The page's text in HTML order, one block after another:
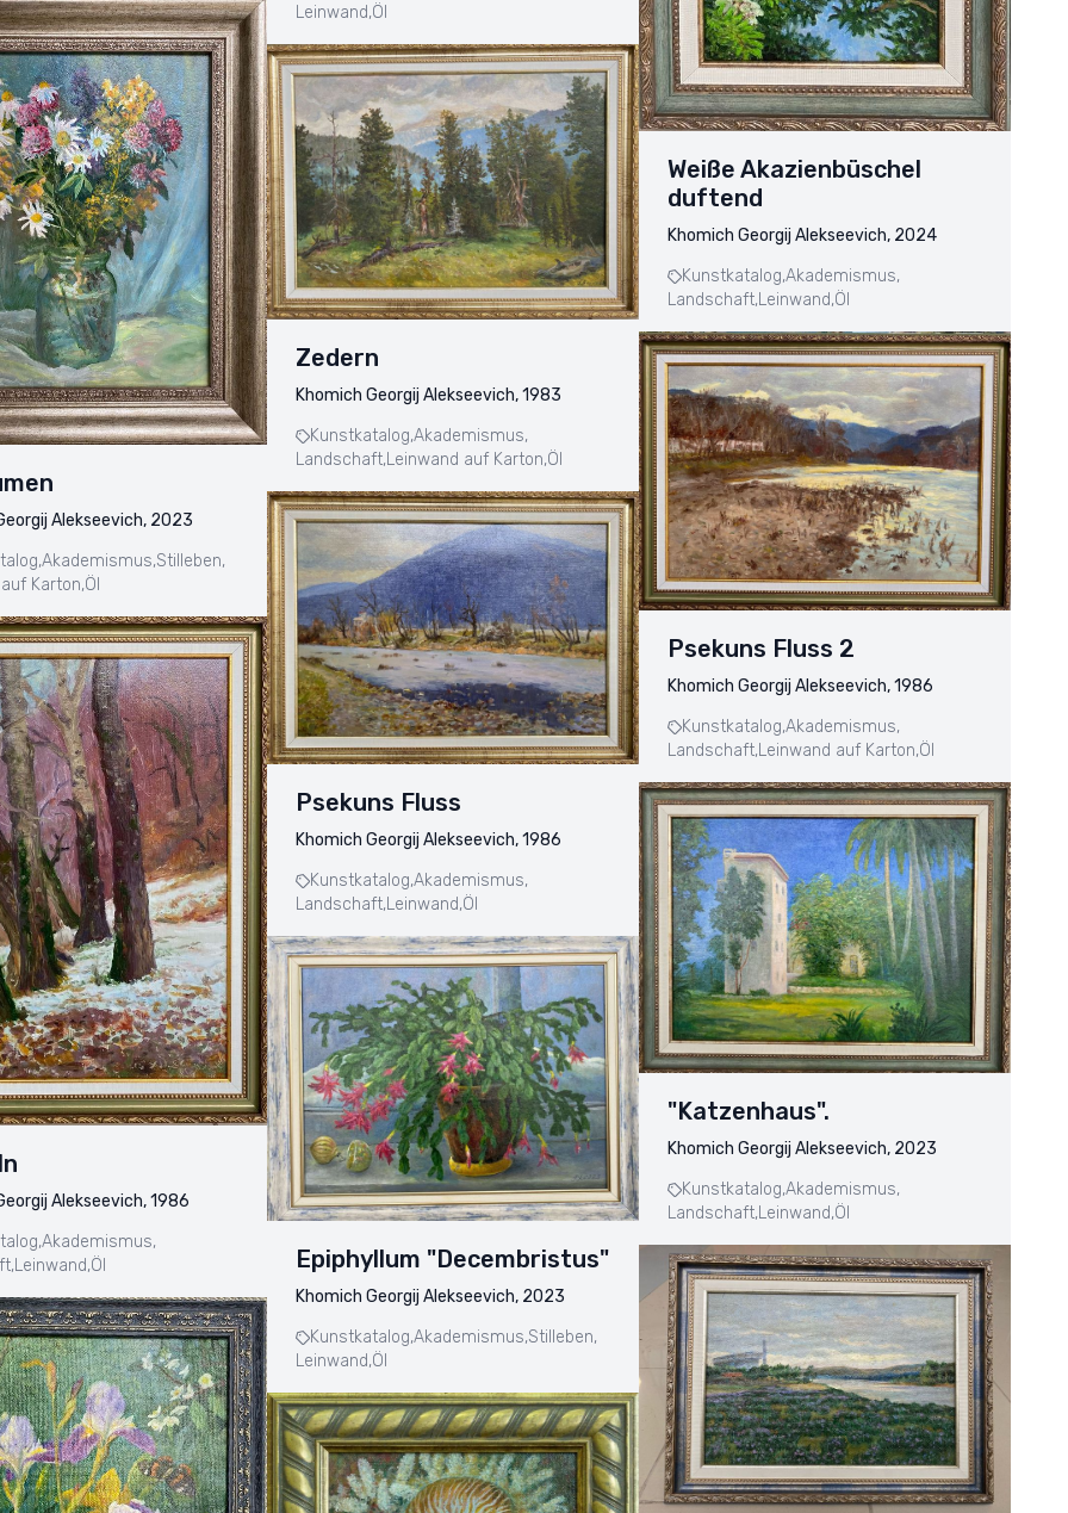
Alekseevich, 2023
Akademismus,Stilleben,
Karton,Öl
Alekseevich, 1986
Akademismus,
Leinwand,Öl
Leinwand,Öl
Zedern
Khomich Georgij Alekseevich, 1983
Kunstkatalog,Akademismus,
Landschaft,Leinwand auf Karton,Öl
Psekuns Fluss
Khomich Georgij Alekseevich, 1986
Kunstkatalog,Akademismus,
Landschaft,Leinwand,Öl
Epiphyllum "Decembristus"
Khomich Georgij Alekseevich, 2023
Kunstkatalog,Akademismus,Stilleben,
Leinwand,Öl
Weiße Akazienbüschel
duftend
Khomich Georgij Alekseevich, 2024
Kunstkatalog,Akademismus,
Landschaft,Leinwand,Öl
Psekuns Fluss 2
Khomich Georgij Alekseevich, 1986
Kunstkatalog,Akademismus,
Landschaft,Leinwand auf Karton,Öl
"Katzenhaus".
Khomich Georgij Alekseevich, 2023
Kunstkatalog,Akademismus,
Landschaft,Leinwand,Öl